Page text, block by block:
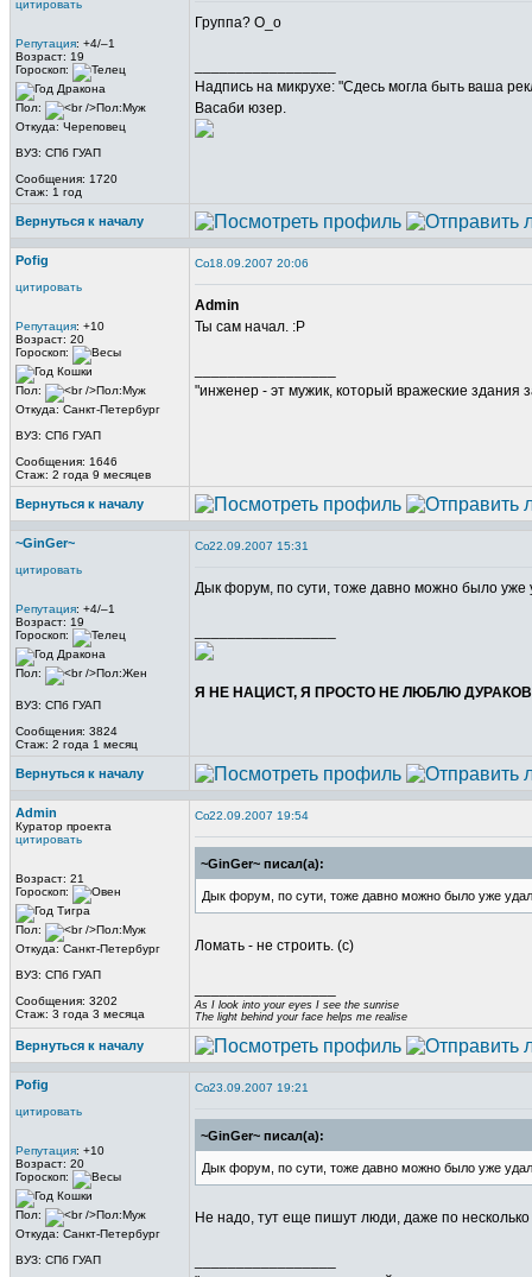
цитировать
Репутация: +4/–1
Возраст: 19
Гороскоп:
Пол:
Откуда: Череповец
ВУЗ: СПб ГУАП
Сообщения: 1720
Стаж: 1 год
Группа? О_о
Надпись на микрухе: "Сдесь могла быть ваша
Васаби юзер.
Вернуться к началу
Pofig
цитировать
Репутация: +10
Возраст: 20
Гороскоп:
Пол:
Откуда: Санкт-Петербург
ВУЗ: СПб ГУАП
Сообщения: 1646
Стаж: 2 года 9 месяцев
18.09.2007 20:06
Admin
Ты сам начал. :Р
"инженер - эт мужик, который вражеские здания
Вернуться к началу
~GinGer~
цитировать
Репутация: +4/–1
Возраст: 19
Гороскоп:
Пол:
ВУЗ: СПб ГУАП
Сообщения: 3824
Стаж: 2 года 1 месяц
22.09.2007 15:31
Дык форум, по сути, тоже давно можно было уже
Я НЕ НАЦИСТ, Я ПРОСТО НЕ ЛЮБЛЮ
Вернуться к началу
Admin
Куратор проекта
цитировать
Возраст: 21
Гороскоп:
Пол:
Откуда: Санкт-Петербург
ВУЗ: СПб ГУАП
Сообщения: 3202
Стаж: 3 года 3 месяца
22.09.2007 19:54
~GinGer~ писал(а):
Дык форум, по сути, тоже давно можно было уже
Ломать - не строить. (с)
As I look into your eyes I see the sunrise
The light behind your face helps me realise
Вернуться к началу
Pofig
цитировать
Репутация: +10
Возраст: 20
Гороскоп:
Пол:
Откуда: Санкт-Петербург
ВУЗ: СПб ГУАП
23.09.2007 19:21
~GinGer~ писал(а):
Дык форум, по сути, тоже давно можно было уже
Не надо, тут еще пишут люди, даже по